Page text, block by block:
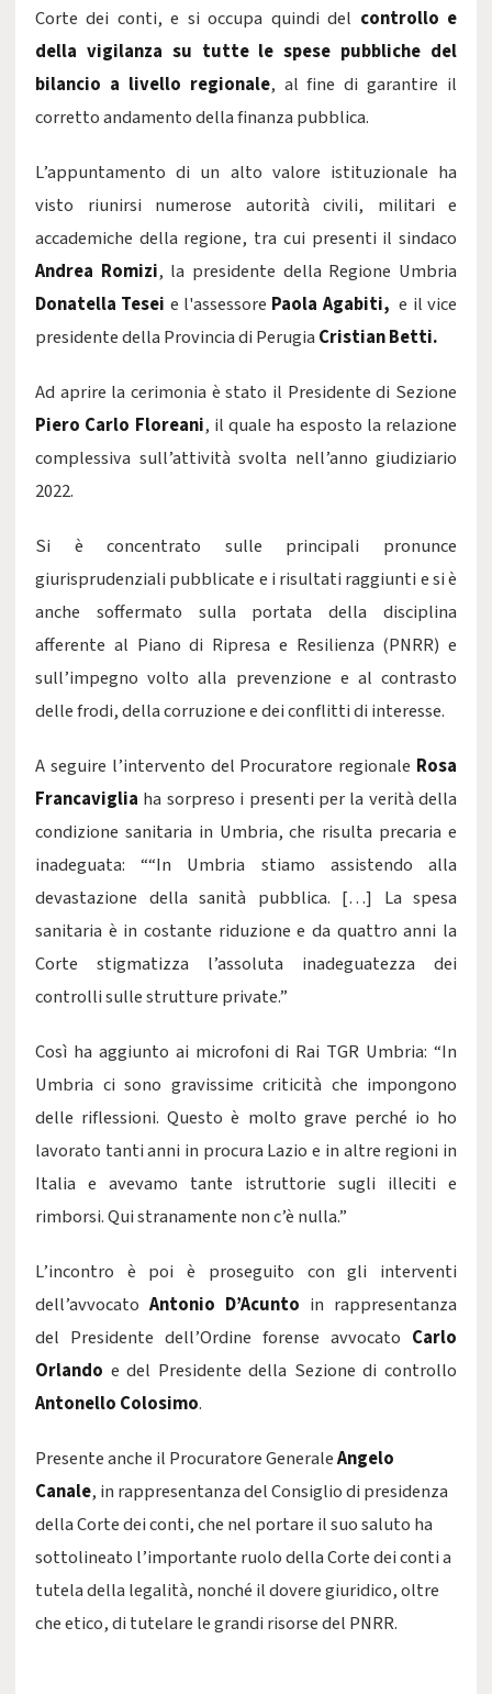
Corte dei conti, e si occupa quindi del controllo e
della vigilanza su tutte le spese pubbliche del
bilancio a livello regionale, al fine di garantire il
corretto andamento della finanza pubblica.
L’appuntamento di un alto valore istituzionale ha
visto riunirsi numerose autorità civili, militari e
accademiche della regione, tra cui presenti il sindaco
Andrea Romizi, la presidente della Regione Umbria
Donatella Tesei e l'assessore Paola Agabiti, e il vice
presidente della Provincia di Perugia Cristian Betti.
Ad aprire la cerimonia è stato il Presidente di Sezione
Piero Carlo Floreani, il quale ha esposto la relazione
complessiva sull’attività svolta nell’anno giudiziario
2022.
Si è concentrato sulle principali pronunce
giurisprudenziali pubblicate e i risultati raggiunti e si è
anche soffermato sulla portata della disciplina
afferente al Piano di Ripresa e Resilienza (PNRR) e
sull’impegno volto alla prevenzione e al contrasto
delle frodi, della corruzione e dei conflitti di interesse.
A seguire l’intervento del Procuratore regionale Rosa
Francaviglia ha sorpreso i presenti per la verità della
condizione sanitaria in Umbria, che risulta precaria e
inadeguata: ““In Umbria stiamo assistendo alla
devastazione della sanità pubblica. […] La spesa
sanitaria è in costante riduzione e da quattro anni la
Corte stigmatizza l’assoluta inadeguatezza dei
controlli sulle strutture private.”
Così ha aggiunto ai microfoni di Rai TGR Umbria: “In
Umbria ci sono gravissime criticità che impongono
delle riflessioni. Questo è molto grave perché io ho
lavorato tanti anni in procura Lazio e in altre regioni in
Italia e avevamo tante istruttorie sugli illeciti e
rimborsi. Qui stranamente non c’è nulla.”
L’incontro è poi è proseguito con gli interventi
dell’avvocato Antonio D’Acunto in rappresentanza
del Presidente dell’Ordine forense avvocato Carlo
Orlando e del Presidente della Sezione di controllo
Antonello Colosimo.
Presente anche il Procuratore GeneraleAngelo
Canale, in rappresentanza del Consiglio di presidenza
della Corte dei conti, che nel portare il suo saluto ha
sottolineato l’importante ruolo della Corte dei conti a
tutela della legalità, nonché il dovere giuridico, oltre
che etico, di tutelare le grandi risorse del PNRR.